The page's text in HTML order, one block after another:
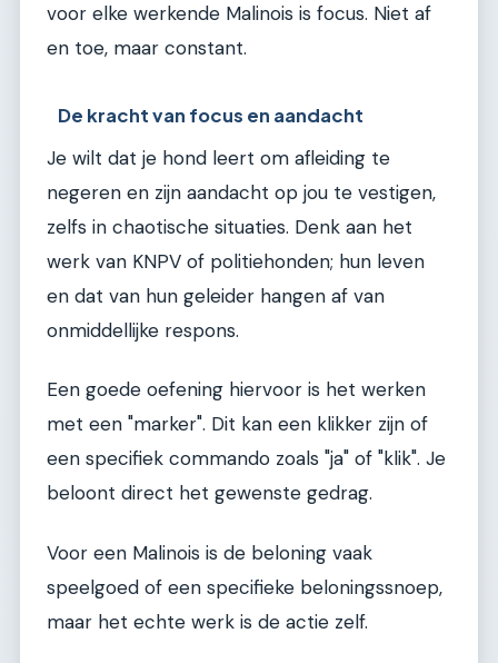
voor elke werkende Malinois is focus. Niet af
en toe, maar constant.
De kracht van focus en aandacht
Je wilt dat je hond leert om afleiding te
negeren en zijn aandacht op jou te vestigen,
zelfs in chaotische situaties. Denk aan het
werk van KNPV of politiehonden; hun leven
en dat van hun geleider hangen af van
onmiddellijke respons.
Een goede oefening hiervoor is het werken
met een "marker". Dit kan een klikker zijn of
een specifiek commando zoals "ja" of "klik". Je
beloont direct het gewenste gedrag.
Voor een Malinois is de beloning vaak
speelgoed of een specifieke beloningssnoep,
maar het echte werk is de actie zelf.